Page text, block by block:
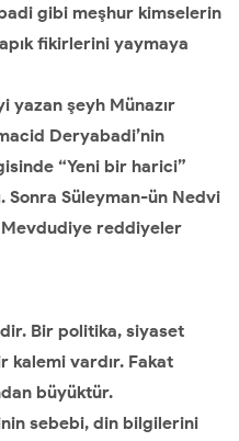
gibi meşhur kimselerin
fikirlerini yaymaya
yazan şeyh Münazır
Deryabadi’nin
“Yeni bir harici”
Sonra Süleyman-ün Nedvi
reddiyeler
Bir politika, siyaset
kalemi vardır. Fakat
büyüktür.
sebebi, din bilgilerini